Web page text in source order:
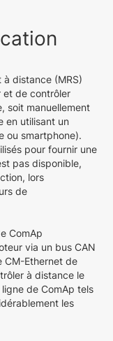
distance (MRS)
et de contrôler
soit manuellement
en utilisant un
ou smartphone).
pour fournir une
pas disponible,
lors
de
ComAp
via un bus CAN
CM-Ethernet de
à distance le
de ComAp tels
les